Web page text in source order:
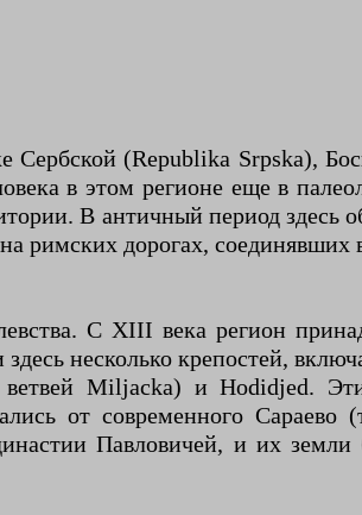
Сербской (Republika Srpska),
в этом регионе еще в
В античный период здесь
дорогах, соединявших
С XIII века регион
несколько крепостей,
Miljacka) и Hodidjed.
от современного
Павловичей, и их